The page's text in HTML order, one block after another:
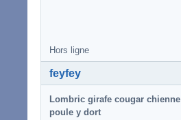
Hors ligne
feyfey
Lombric girafe cougar chienne
poule y dort